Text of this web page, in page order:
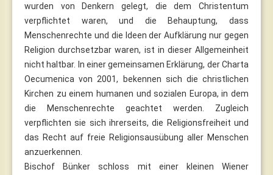
wurden von Denkern gelegt, die dem Christentum
verpflichtet waren, und die Behauptung, dass
Menschenrechte und die Ideen der Aufklärung nur gegen
Religion durchsetzbar waren, ist in dieser Allgemeinheit
nicht haltbar. In einer gemeinsamen Erklärung, der Charta
Oecumenica von 2001, bekennen sich die christlichen
Kirchen zu einem humanen und sozialen Europa, in dem
die Menschenrechte geachtet werden. Zugleich
verpflichten sie sich ihrerseits, die Religionsfreiheit und
das Recht auf freie Religionsausübung aller Menschen
anzuerkennen.
Bischof Bünker schloss mit einer kleinen Wiener